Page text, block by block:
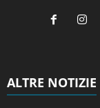
ALTRE NOTIZIE